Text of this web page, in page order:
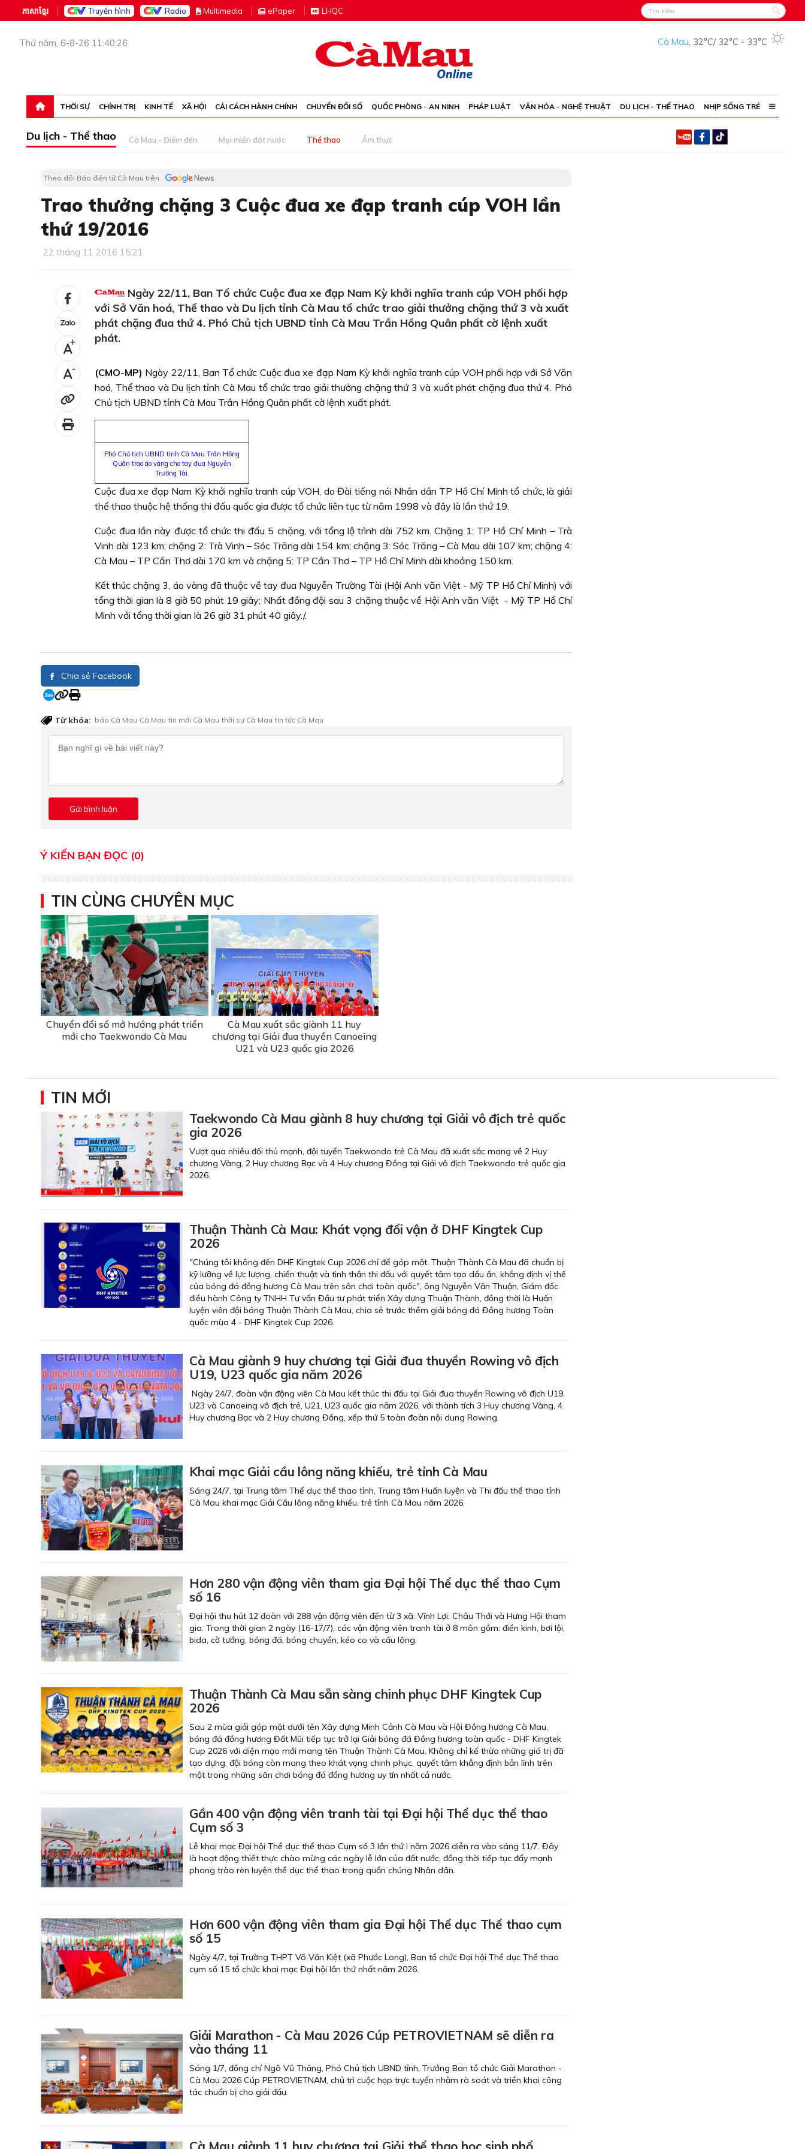
ភាសាខ្មែរ Truyền hình Radio Multimedia ePaper LHQC
Thứ năm, 6-8-26 11:40:26 Cà Mau, 32°C/ 32°C - 33°C
THỜI SỰ CHÍNH TRỊ KINH TẾ XÃ HỘI CẢI CÁCH HÀNH CHÍNH CHUYỂN ĐỔI SỐ QUỐC PHÒNG - AN NINH PHÁP LUẬT VĂN HÓA - NGHỆ THUẬT DU LỊCH - THỂ THAO NHỊP SỐNG TRẺ
Du lịch - Thể thao Cà Mau - Điểm đến Mọi miền đất nước Thể thao Ẩm thực
Theo dõi Báo điện tử Cà Mau trên
Trao thưởng chặng 3 Cuộc đua xe đạp tranh cúp VOH lần
thứ 19/2016
22 tháng 11 2016 15:21
+
-
Ngày 22/11, Ban Tổ chức Cuộc đua xe đạp Nam Kỳ khởi nghĩa tranh cúp VOH phối hợp
với Sở Văn hoá, Thể thao và Du lịch tỉnh Cà Mau tổ chức trao giải thưởng chặng thứ 3 và xuất
phát chặng đua thứ 4. Phó Chủ tịch UBND tỉnh Cà Mau Trần Hồng Quân phất cờ lệnh xuất
phát.
(CMO-MP) Ngày 22/11, Ban Tổ chức Cuộc đua xe đạp Nam Kỳ khởi nghĩa tranh cúp VOH phối hợp với Sở Văn
hoá, Thể thao và Du lịch tỉnh Cà Mau tổ chức trao giải thưởng chặng thứ 3 và xuất phát chặng đua thứ 4. Phó
Chủ tịch UBND tỉnh Cà Mau Trần Hồng Quân phất cờ lệnh xuất phát.
Phó Chủ tịch UBND tỉnh Cà Mau Trần Hồng
Quân trao áo vàng cho tay đua Nguyễn
Trường Tài.
Cuộc đua xe đạp Nam Kỳ khởi nghĩa tranh cúp VOH, do Đài tiếng nói Nhân dân TP Hồ Chí Minh tổ chức, là giải
thể thao thuộc hệ thống thi đấu quốc gia được tổ chức liên tục từ năm 1998 và đây là lần thứ 19.
Cuộc đua lần này được tổ chức thi đấu 5 chặng, với tổng lộ trình dài 752 km. Chặng 1: TP Hồ Chí Minh – Trà
Vinh dài 123 km; chặng 2: Trà Vinh – Sóc Trăng dài 154 km; chặng 3: Sóc Trăng – Cà Mau dài 107 km; chặng 4:
Cà Mau – TP Cần Thơ dài 170 km và chặng 5: TP Cần Thơ – TP Hồ Chí Minh dài khoảng 150 km.
Kết thúc chặng 3, áo vàng đã thuộc về tay đua Nguyễn Trường Tài (Hội Anh văn Việt - Mỹ TP Hồ Chí Minh) với
tổng thời gian là 8 giờ 50 phút 19 giây; Nhất đồng đội sau 3 chặng thuộc về Hội Anh văn Việt - Mỹ TP Hồ Chí
Minh với tổng thời gian là 26 giờ 31 phút 40 giây./.
Chia sẻ Facebook
Từ khóa: báo Cà Mau Cà Mau tin mới Cà Mau thời sự Cà Mau tin tức Cà Mau
Ý KIẾN BẠN ĐỌC (0)
TIN CÙNG CHUYÊN MỤC
Chuyển đổi số mở hướng phát triển
mới cho Taekwondo Cà Mau
Cà Mau xuất sắc giành 11 huy
chương tại Giải đua thuyền Canoeing
U21 và U23 quốc gia 2026
TIN MỚI
Taekwondo Cà Mau giành 8 huy chương tại Giải vô địch trẻ quốc
gia 2026
Vượt qua nhiều đối thủ mạnh, đội tuyển Taekwondo trẻ Cà Mau đã xuất sắc mang về 2 Huy
chương Vàng, 2 Huy chương Bạc và 4 Huy chương Đồng tại Giải vô địch Taekwondo trẻ quốc gia
2026.
Thuận Thành Cà Mau: Khát vọng đổi vận ở DHF Kingtek Cup
2026
"Chúng tôi không đến DHF Kingtek Cup 2026 chỉ để góp mặt. Thuận Thành Cà Mau đã chuẩn bị
kỹ lưỡng về lực lượng, chiến thuật và tinh thần thi đấu với quyết tâm tạo dấu ấn, khẳng định vị thế
của bóng đá đồng hương Cà Mau trên sân chơi toàn quốc", ông Nguyễn Văn Thuận, Giám đốc
điều hành Công ty TNHH Tư vấn Đầu tư phát triển Xây dựng Thuận Thành, đồng thời là Huấn
luyện viên đội bóng Thuận Thành Cà Mau, chia sẻ trước thềm giải bóng đá Đồng hương Toàn
quốc mùa 4 - DHF Kingtek Cup 2026.
Cà Mau giành 9 huy chương tại Giải đua thuyền Rowing vô địch
U19, U23 quốc gia năm 2026
Ngày 24/7, đoàn vận động viên Cà Mau kết thúc thi đấu tại Giải đua thuyền Rowing vô địch U19,
U23 và Canoeing vô địch trẻ, U21, U23 quốc gia năm 2026, với thành tích 3 Huy chương Vàng, 4
Huy chương Bạc và 2 Huy chương Đồng, xếp thứ 5 toàn đoàn nội dung Rowing.
Khai mạc Giải cầu lông năng khiếu, trẻ tỉnh Cà Mau
Sáng 24/7, tại Trung tâm Thể dục thể thao tỉnh, Trung tâm Huấn luyện và Thi đấu thể thao tỉnh
Cà Mau khai mạc Giải Cầu lông năng khiếu, trẻ tỉnh Cà Mau năm 2026.
Hơn 280 vận động viên tham gia Đại hội Thể dục thể thao Cụm
số 16
Đại hội thu hút 12 đoàn với 288 vận động viên đến từ 3 xã: Vĩnh Lợi, Châu Thới và Hưng Hội tham
gia. Trong thời gian 2 ngày (16-17/7), các vận động viên tranh tài ở 8 môn gồm: điền kinh, bơi lội,
bida, cờ tướng, bóng đá, bóng chuyền, kéo co và cầu lông.
Thuận Thành Cà Mau sẵn sàng chinh phục DHF Kingtek Cup
2026
Sau 2 mùa giải góp mặt dưới tên Xây dựng Minh Cảnh Cà Mau và Hội Đồng hương Cà Mau,
bóng đá đồng hương Đất Mũi tiếp tục trở lại Giải bóng đá Đồng hương toàn quốc - DHF Kingtek
Cup 2026 với diện mạo mới mang tên Thuận Thành Cà Mau. Không chỉ kế thừa những giá trị đã
tạo dựng, đội bóng còn mang theo khát vọng chinh phục, quyết tâm khẳng định bản lĩnh trên
một trong những sân chơi bóng đá đồng hương uy tín nhất cả nước.
Gần 400 vận động viên tranh tài tại Đại hội Thể dục thể thao
Cụm số 3
Lễ khai mạc Đại hội Thể dục thể thao Cụm số 3 lần thứ I năm 2026 diễn ra vào sáng 11/7. Đây
là hoạt động thiết thực chào mừng các ngày lễ lớn của đất nước, đồng thời tiếp tục đẩy mạnh
phong trào rèn luyện thể dục thể thao trong quần chúng Nhân dân.
Hơn 600 vận động viên tham gia Đại hội Thể dục Thể thao cụm
số 15
Ngày 4/7, tại Trường THPT Võ Văn Kiệt (xã Phước Long), Ban tổ chức Đại hội Thể dục Thể thao
cụm số 15 tổ chức khai mạc Đại hội lần thứ nhất năm 2026.
Giải Marathon - Cà Mau 2026 Cúp PETROVIETNAM sẽ diễn ra
vào tháng 11
Sáng 1/7, đồng chí Ngô Vũ Thăng, Phó Chủ tịch UBND tỉnh, Trưởng Ban tổ chức Giải Marathon -
Cà Mau 2026 Cúp PETROVIETNAM, chủ trì cuộc họp trực tuyến nhằm rà soát và triển khai công
tác chuẩn bị cho giải đấu.